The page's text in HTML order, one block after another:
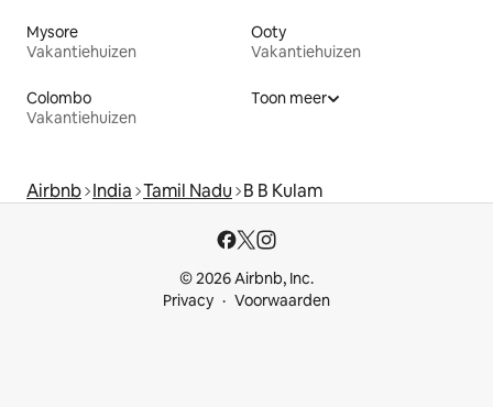
Mysore
Vakantiehuizen
Ooty
Vakantiehuizen
Colombo
Vakantiehuizen
Toon meer
Airbnb India Tamil Nadu B B Kulam
© 2026 Airbnb, Inc.
Privacy
Voorwaarden